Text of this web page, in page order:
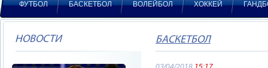
ФУТБОЛ БАСКЕТБОЛ ВОЛЕЙБОЛ ХОККЕЙ
НОВОСТИ БАСКЕТБОЛ